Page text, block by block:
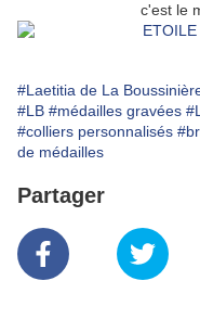
c'est le
#Laetitia de La
#LB #médailles gravées
#colliers personnalisés
de médailles
Partager